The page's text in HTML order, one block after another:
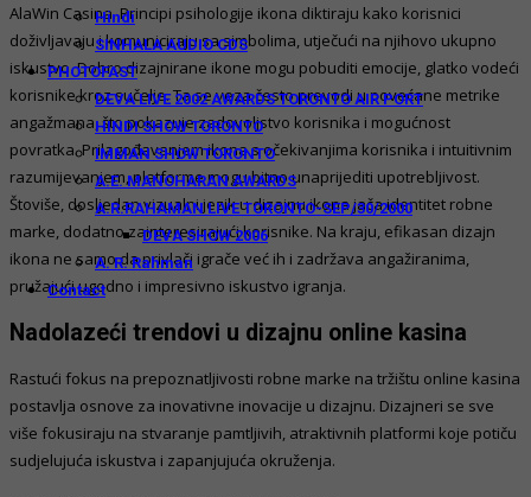
Hindi
SINHALA AUDIO CDS
PHOTOFAST
DEVA LIVE 2002 AWARDS TORONTO AIR PORT
HINDI SHOW TORONTO
IMMAN SHOW TORONTO
A.E. MANOHARAN AWARDS
A.R.RAHAMAN LIVE TORONTO-SEP/30/2000
DEVA SHOW 2006
A. R. Rahman
Contact
AlaWin Casina. Principi psihologije ikona diktiraju kako korisnici
doživljavaju i komuniciraju sa simbolima, utječući na njihovo ukupno
iskustvo. Dobro dizajnirane ikone mogu pobuditi emocije, glatko vodeći
korisnike kroz sučelje. Ta se veza često prevodi u povećane metrike
angažmana, što pokazuje zadovoljstvo korisnika i mogućnost
povratka. Prilagođavanjem ikona s očekivanjima korisnika i intuitivnim
razumijevanjem, platforme mogu bitno unaprijediti upotrebljivost.
Štoviše, dosljedan vizualni jezik u dizajnu ikona jača identitet robne
marke, dodatno zainteresirajući korisnike. Na kraju, efikasan dizajn
ikona ne samo da privlači igrače već ih i zadržava angažiranima,
pružajući ugodno i impresivno iskustvo igranja.
Nadolazeći trendovi u dizajnu online kasina
Rastući fokus na prepoznatljivosti robne marke na tržištu online kasina
postavlja osnove za inovativne inovacije u dizajnu. Dizajneri se sve
više fokusiraju na stvaranje pamtljivih, atraktivnih platformi koje potiču
sudjelujuća iskustva i zapanjujuća okruženja.